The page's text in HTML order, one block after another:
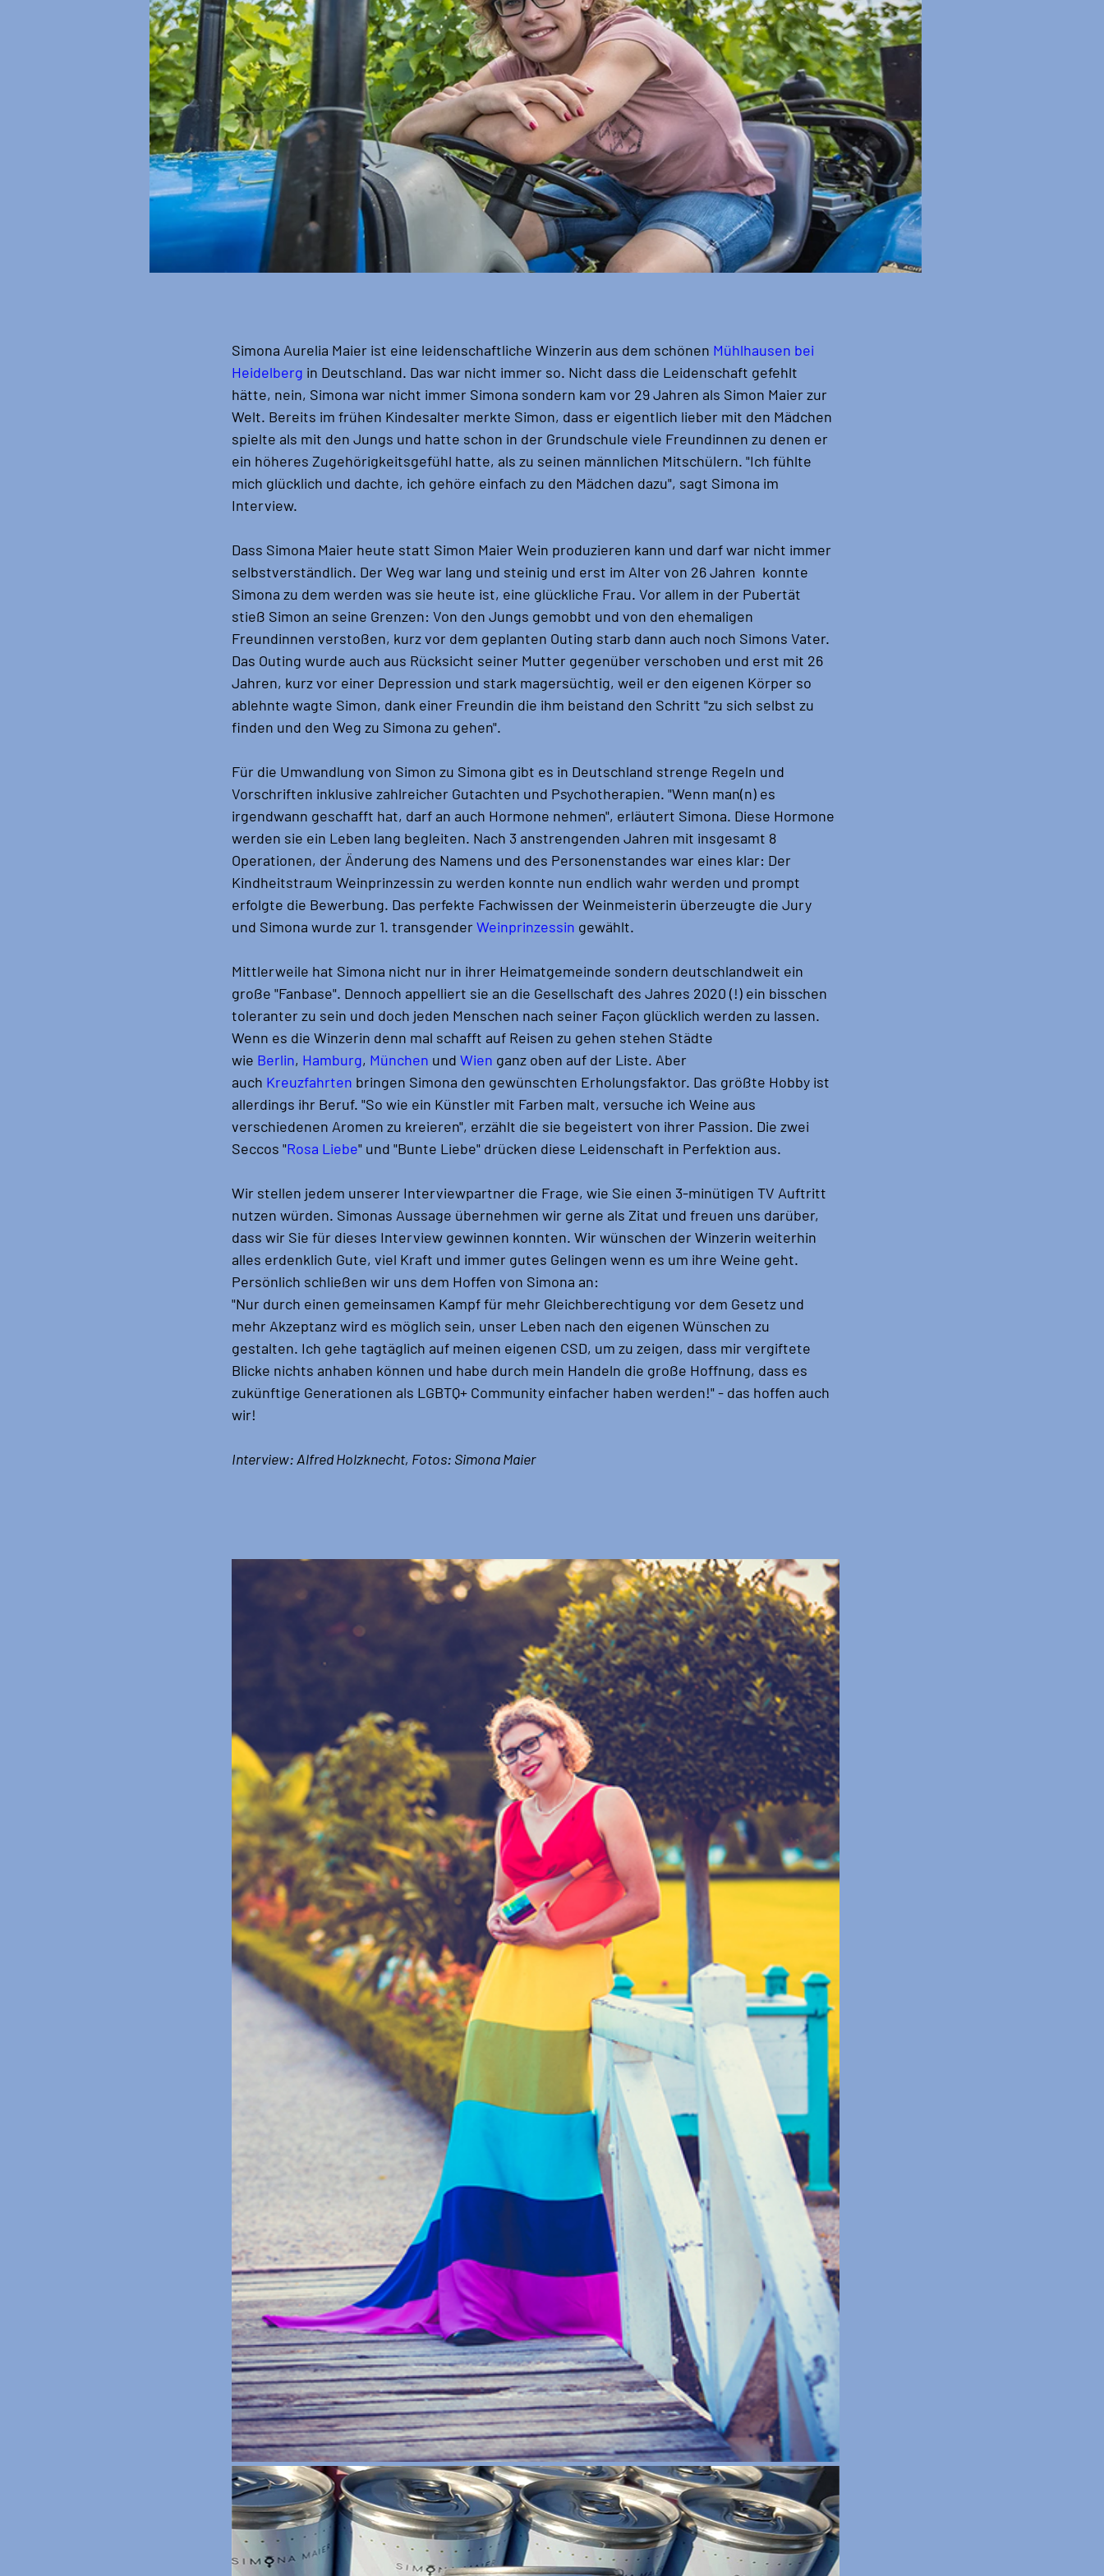
Simona Aurelia Maier ist eine leidenschaftliche Winzerin aus dem schönen Mühlhausen bei
Heidelberg in Deutschland. Das war nicht immer so. Nicht dass die Leidenschaft gefehlt
hätte, nein, Simona war nicht immer Simona sondern kam vor 29 Jahren als Simon Maier zur
Welt. Bereits im frühen Kindesalter merkte Simon, dass er eigentlich lieber mit den Mädchen
spielte als mit den Jungs und hatte schon in der Grundschule viele Freundinnen zu denen er
ein höheres Zugehörigkeitsgefühl hatte, als zu seinen männlichen Mitschülern. "Ich fühlte
mich glücklich und dachte, ich gehöre einfach zu den Mädchen dazu", sagt Simona im
Interview.
Dass Simona Maier heute statt Simon Maier Wein produzieren kann und darf war nicht immer
selbstverständlich. Der Weg war lang und steinig und erst im Alter von 26 Jahren  konnte
Simona zu dem werden was sie heute ist, eine glückliche Frau. Vor allem in der Pubertät
stieß Simon an seine Grenzen: Von den Jungs gemobbt und von den ehemaligen
Freundinnen verstoßen, kurz vor dem geplanten Outing starb dann auch noch Simons Vater.
Das Outing wurde auch aus Rücksicht seiner Mutter gegenüber verschoben und erst mit 26
Jahren, kurz vor einer Depression und stark magersüchtig, weil er den eigenen Körper so
ablehnte wagte Simon, dank einer Freundin die ihm beistand den Schritt "zu sich selbst zu
finden und den Weg zu Simona zu gehen".
Für die Umwandlung von Simon zu Simona gibt es in Deutschland strenge Regeln und
Vorschriften inklusive zahlreicher Gutachten und Psychotherapien. "Wenn man(n) es
irgendwann geschafft hat, darf an auch Hormone nehmen", erläutert Simona. Diese Hormone
werden sie ein Leben lang begleiten. Nach 3 anstrengenden Jahren mit insgesamt 8
Operationen, der Änderung des Namens und des Personenstandes war eines klar: Der
Kindheitstraum Weinprinzessin zu werden konnte nun endlich wahr werden und prompt
erfolgte die Bewerbung. Das perfekte Fachwissen der Weinmeisterin überzeugte die Jury
und Simona wurde zur 1. transgender Weinprinzessin gewählt.
Mittlerweile hat Simona nicht nur in ihrer Heimatgemeinde sondern deutschlandweit ein
große "Fanbase". Dennoch appelliert sie an die Gesellschaft des Jahres 2020 (!) ein bisschen
toleranter zu sein und doch jeden Menschen nach seiner Façon glücklich werden zu lassen.
Wenn es die Winzerin denn mal schafft auf Reisen zu gehen stehen Städte
wie Berlin, Hamburg, München und Wien ganz oben auf der Liste. Aber
auch Kreuzfahrten bringen Simona den gewünschten Erholungsfaktor. Das größte Hobby ist
allerdings ihr Beruf. "So wie ein Künstler mit Farben malt, versuche ich Weine aus
verschiedenen Aromen zu kreieren", erzählt die sie begeistert von ihrer Passion. Die zwei
Seccos "Rosa Liebe" und "Bunte Liebe" drücken diese Leidenschaft in Perfektion aus.
Wir stellen jedem unserer Interviewpartner die Frage, wie Sie einen 3-minütigen TV Auftritt
nutzen würden. Simonas Aussage übernehmen wir gerne als Zitat und freuen uns darüber,
dass wir Sie für dieses Interview gewinnen konnten. Wir wünschen der Winzerin weiterhin
alles erdenklich Gute, viel Kraft und immer gutes Gelingen wenn es um ihre Weine geht.
Persönlich schließen wir uns dem Hoffen von Simona an:
"Nur durch einen gemeinsamen Kampf für mehr Gleichberechtigung vor dem Gesetz und
mehr Akzeptanz wird es möglich sein, unser Leben nach den eigenen Wünschen zu
gestalten. Ich gehe tagtäglich auf meinen eigenen CSD, um zu zeigen, dass mir vergiftete
Blicke nichts anhaben können und habe durch mein Handeln die große Hoffnung, dass es
zukünftige Generationen als LGBTQ+ Community einfacher haben werden!" - das hoffen auch
wir!
Interview: Alfred Holzknecht, Fotos: Simona Maier